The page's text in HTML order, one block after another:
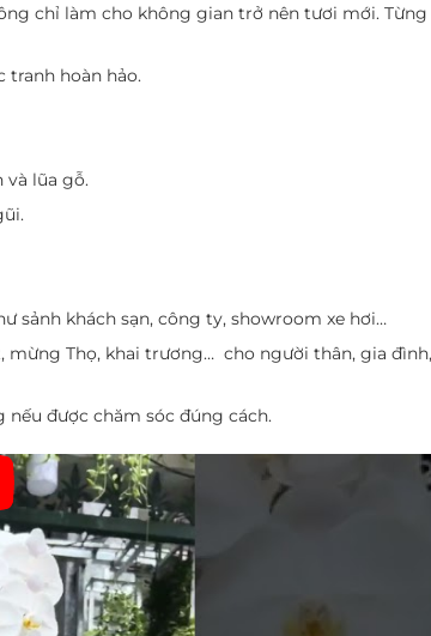
chỉ làm cho không gian trở nên tươi mới.
tranh hoàn hảo.
và lũa gỗ.
sảnh khách sạn, công ty, showroom xe hơi…
Thọ, khai trương… cho người thân, gia
nếu được chăm sóc đúng cách.